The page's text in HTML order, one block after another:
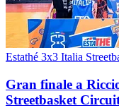
Estathé 3x3 Italia
Gran finale a
Streetbasket